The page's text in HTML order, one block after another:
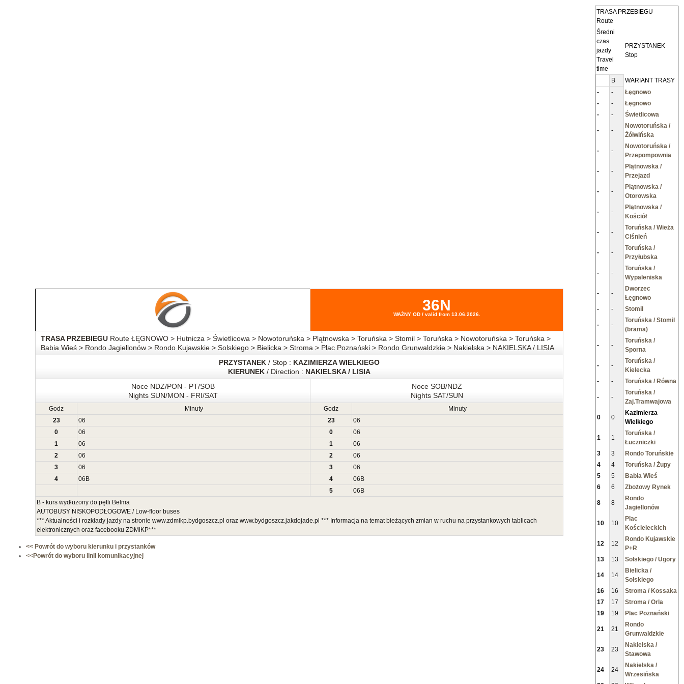
36N
WAŻNY OD / valid from 13.06.2026.
TRASA PRZEBIEGU Route ŁĘGNOWO > Hutnicza > Świetlicowa > Nowotoruńska > Plątnowska > Toruńska > Stomil > Toruńska > Nowotoruńska > Toruńska >
Babia Wieś > Rondo Jagiellonów > Rondo Kujawskie > Solskiego > Bielicka > Stroma > Plac Poznański > Rondo Grunwaldzkie > Nakielska > NAKIELSKA / LISIA
PRZYSTANEK / Stop : KAZIMIERZA WIELKIEGO
KIERUNEK / Direction : NAKIELSKA / LISIA
Noce NDZ/PON - PT/SOB
Nights SUN/MON - FRI/SAT
Noce SOB/NDZ
Nights SAT/SUN
Godz Minuty Godz
Minuty
23
06 23
06
0
06 0
06
1
06 1
06
2
06 2
06
3
06 3
06
4
06 B 4 06 B
5
06 B
B - kurs wydłużony do pętli Belma
AUTOBUSY NISKOPODŁOGOWE / Low-floor buses
*** Aktualności i rozkłady jazdy na stronie www.zdmikp.bydgoszcz.pl oraz www.bydgoszcz.jakdojade.pl *** Informacja na temat bieżących zmian w ruchu na przystankowych tablicach
elektronicznych oraz facebooku ZDMiKP***
<< Powrót do wyboru kierunku i przystanków
<<Powrót do wyboru linii komunikacyjnej
TRASA PRZEBIEGU
Route
Średni
czas
jazdy
Travel
time
PRZYSTANEK
Stop
B
WARIANT TRASY
-
-
Łęgnowo
-
-
Łęgnowo
-
- Świetlicowa
- -
Nowotoruńska /
Żółwińska
- -
Nowotoruńska /
Przepompownia
- -
Plątnowska /
Przejazd
- -
Plątnowska /
Otorowska
- -
Plątnowska /
Kościół
- -
Toruńska / Wieża
Ciśnień
- -
Toruńska /
Przyłubska
- -
Toruńska /
Wypaleniska
- -
Dworzec
Łęgnowo
-
- Stomil
- -
Toruńska / Stomil
(brama)
- -
Toruńska /
Sporna
- -
Toruńska /
Kielecka
-
- Toruńska / Równa
- -
Toruńska /
Zaj.Tramwajowa
0 0
Kazimierza
Wielkiego
1 1
Toruńska /
Łuczniczki
3
3
Rondo Toruńskie
4
4
Toruńska / Żupy
5
5
Babia Wieś
6
6 Zbożowy Rynek
8 8
Rondo
Jagiellonów
10 10
Plac
Kościeleckich
12 12
Rondo Kujawskie
P+R
13
13 Solskiego / Ugory
14 14
Bielicka /
Solskiego
16
16
Stroma / Kossaka
17
17
Stroma / Orla
19
19 Plac Poznański
21 21
Rondo
Grunwaldzkie
23 23
Nakielska /
Stawowa
24 24
Nakielska /
Wrzesińska